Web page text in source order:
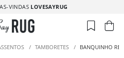
VINDAS LOVESAYRUG
/ TAMBORETES / BANQUINHO